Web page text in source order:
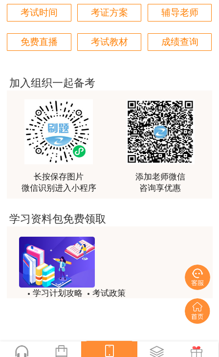
用户m2****66
越听越觉得好
用户m2****66
非常非常非常非常棒！！!！
用户m2****66
非常非常非常非常棒！！!！
用户xi****mo
土建计量这门课我听了门金瑞和孙琦两位老师的课
程，感觉各有千秋，正好取长补短助我通过了该门考
用户xi****mo
时间是我们通过的保证，没有什么比坚持更有价值，
听王英老师的土建案例课程就是通过一造考试的最强
后盾没有之一，感谢王英老师。
用户xi****mo
报全科性价比很高，适合学习时间充足的学员，达江
老师讲课风趣幽默，李娜老师心灵鸡汤一篇接着一
篇，感谢老师的细心讲解让我能通过这两门考试。
考试时间 考证方案 辅导老师
免费直播 考试教材 成绩查询
加入组织一起备考
长按保存图片
微信识别进入小程序
添加老师微信
咨询享优惠
学习资料包免费领取
学习计划攻略
考试政策